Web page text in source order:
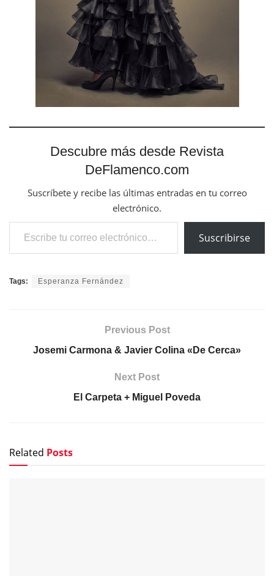
Descubre más desde Revista
DeFlamenco.com
Suscríbete y recibe las últimas entradas en tu correo
electrónico.
Escribe tu correo electrónico…
Suscribirse
Tags: Esperanza Fernández
Previous Post
Josemi Carmona & Javier Colina «De Cerca»
Next Post
El Carpeta + Miguel Poveda
Related Posts